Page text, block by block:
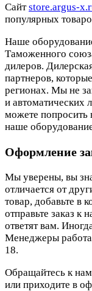
Cайтstore.argus-
популярных
Наше
Таможенного
дилеров.
партнеров,
регионах. Мы не
и
можете попросить
наше
Оформление
Мы уверены, вы
отличается от
товар, добавьте в
отправьте заказ к
ответят вам.
Менеджеры
18.
Обращайтесь к
или приходите в